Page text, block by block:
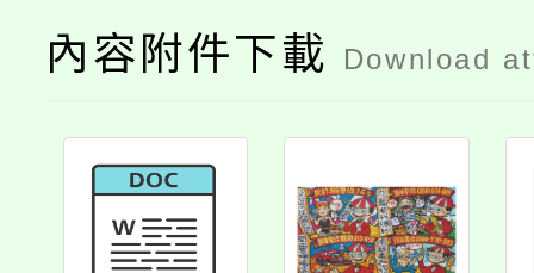
內容附件下載 Download